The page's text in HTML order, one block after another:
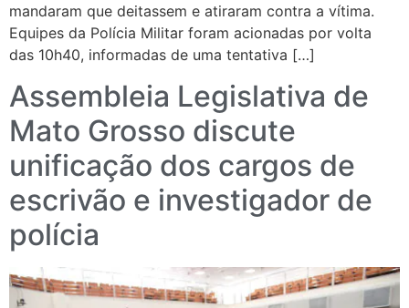
mandaram que deitassem e atiraram contra a vítima.
Equipes da Polícia Militar foram acionadas por volta
das 10h40, informadas de uma tentativa […]
Assembleia Legislativa de
Mato Grosso discute
unificação dos cargos de
escrivão e investigador de
polícia